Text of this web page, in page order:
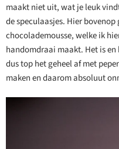
maakt niet uit, wat je leuk
de speculaasjes. Hier
chocolademousse, welke ik
handomdraai maakt. Het is
dus top het geheel af met
maken en daarom absoluut